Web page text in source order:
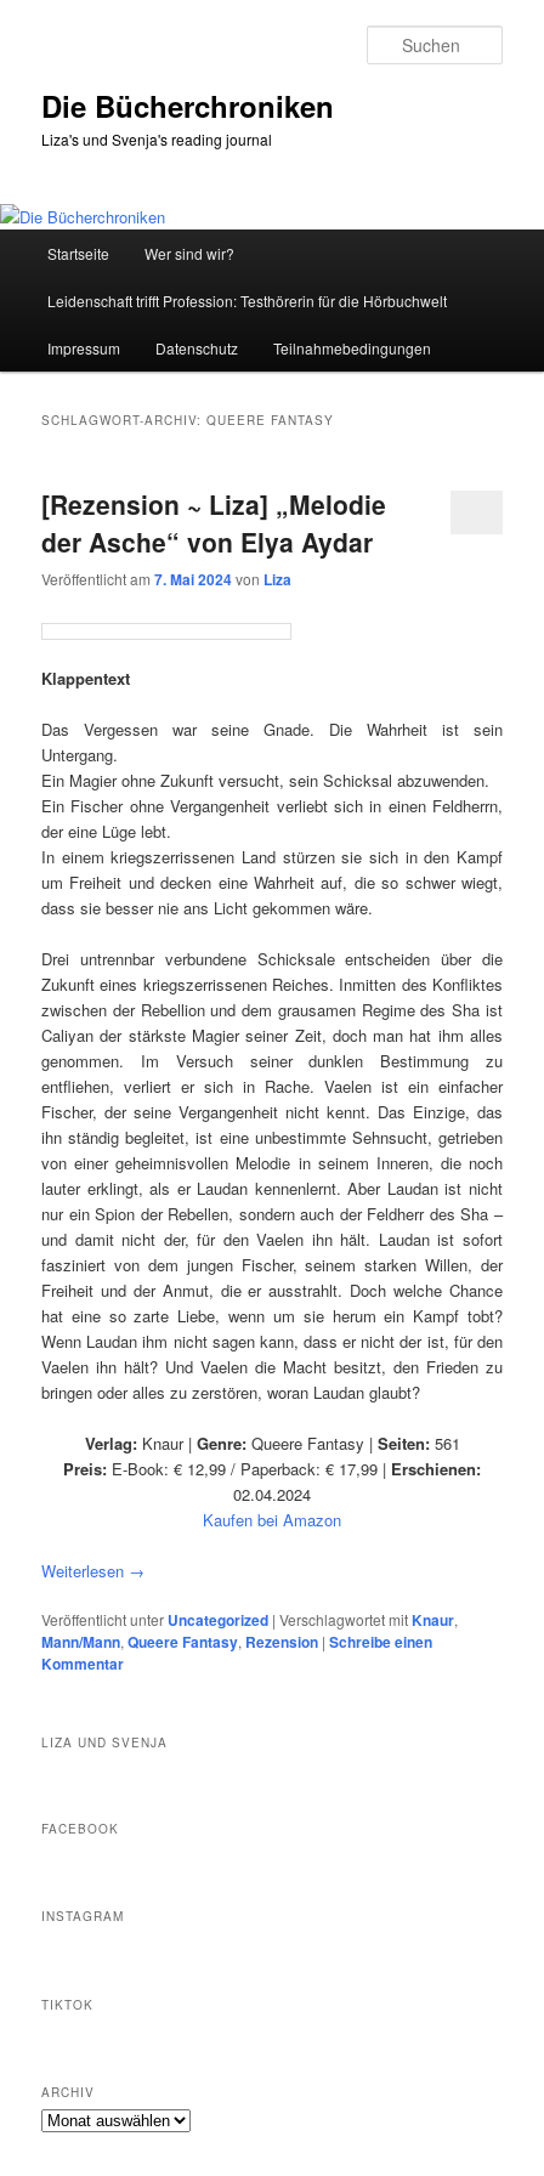
Die Bücherchroniken
Liza's und Svenja's reading journal
Startseite Wer sind wir?
Leidenschaft trifft Profession: Testhörerin für die Hörbuchwelt
Impressum Datenschutz Teilnahmebedingungen
SCHLAGWORT-ARCHIV:QUEERE FANTASY
[Rezension ~ Liza] „Melodie
der Asche“ von Elya Aydar
Veröffentlicht am7. Mai 2024von Liza
Klappentext
Das Vergessen war seine Gnade. Die Wahrheit ist sein
Untergang.
Ein Magier ohne Zukunft versucht, sein Schicksal abzuwenden.
Ein Fischer ohne Vergangenheit verliebt sich in einen Feldherrn,
der eine Lüge lebt.
In einem kriegszerrissenen Land stürzen sie sich in den Kampf
um Freiheit und decken eine Wahrheit auf, die so schwer wiegt,
dass sie besser nie ans Licht gekommen wäre.
Drei untrennbar verbundene Schicksale entscheiden über die
Zukunft eines kriegszerrissenen Reiches. Inmitten des Konfliktes
zwischen der Rebellion und dem grausamen Regime des Sha ist
Caliyan der stärkste Magier seiner Zeit, doch man hat ihm alles
genommen. Im Versuch seiner dunklen Bestimmung zu
entfliehen, verliert er sich in Rache. Vaelen ist ein einfacher
Fischer, der seine Vergangenheit nicht kennt. Das Einzige, das
ihn ständig begleitet, ist eine unbestimmte Sehnsucht, getrieben
von einer geheimnisvollen Melodie in seinem Inneren, die noch
lauter erklingt, als er Laudan kennenlernt. Aber Laudan ist nicht
nur ein Spion der Rebellen, sondern auch der Feldherr des Sha –
und damit nicht der, für den Vaelen ihn hält. Laudan ist sofort
fasziniert von dem jungen Fischer, seinem starken Willen, der
Freiheit und der Anmut, die er ausstrahlt. Doch welche Chance
hat eine so zarte Liebe, wenn um sie herum ein Kampf tobt?
Wenn Laudan ihm nicht sagen kann, dass er nicht der ist, für den
Vaelen ihn hält? Und Vaelen die Macht besitzt, den Frieden zu
bringen oder alles zu zerstören, woran Laudan glaubt?
Verlag: Knaur | Genre:Queere Fantasy | Seiten:561
Preis: E-Book: € 12,99 / Paperback: € 17,99 | Erschienen:
02.04.2024
Kaufen bei Amazon
Weiterlesen →
Veröffentlicht unter Uncategorized |Verschlagwortet mitKnaur,
Mann/Mann,Queere Fantasy, Rezension |Schreibe einen
Kommentar
LIZA UND SVENJA
FACEBOOK
INSTAGRAM
TIKTOK
ARCHIV
Archiv